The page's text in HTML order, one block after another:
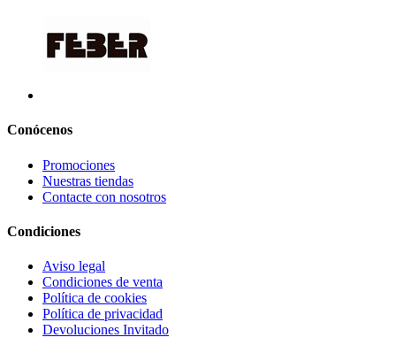
Conócenos
Promociones
Nuestras tiendas
Contacte con nosotros
Condiciones
Aviso legal
Condiciones de venta
Política de cookies
Política de privacidad
Devoluciones Invitado